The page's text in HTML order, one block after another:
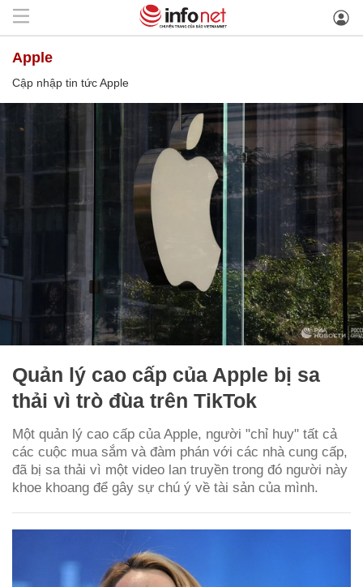
Apple
Cập nhập tin tức Apple
Quản lý cao cấp của Apple bị sa
thải vì trò đùa trên TikTok
Một quản lý cao cấp của Apple, người "chỉ huy" tất cả
các cuộc mua sắm và đàm phán với các nhà cung cấp,
đã bị sa thải vì một video lan truyền trong đó người này
khoe khoang để gây sự chú ý về tài sản của mình.